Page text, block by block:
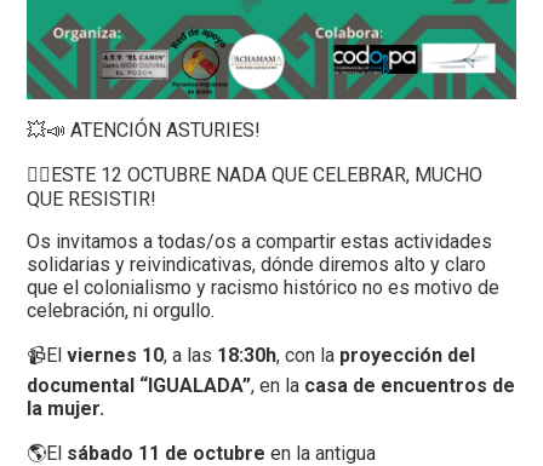
💥📣 ATENCIÓN ASTURIES!
✊🏽ESTE 12 OCTUBRE NADA QUE CELEBRAR, MUCHO
QUE RESISTIR!
Os invitamos a todas/os a compartir estas actividades
solidarias y reivindicativas, dónde diremos alto y claro
que el colonialismo y racismo histórico no es motivo de
celebración, ni orgullo.
📹Elviernes 10, a las 18:30h, con la proyección del
documental “IGUALADA”, en la casa de encuentros de
la mujer.
🌎El sábado 11 de octubre en la antigua